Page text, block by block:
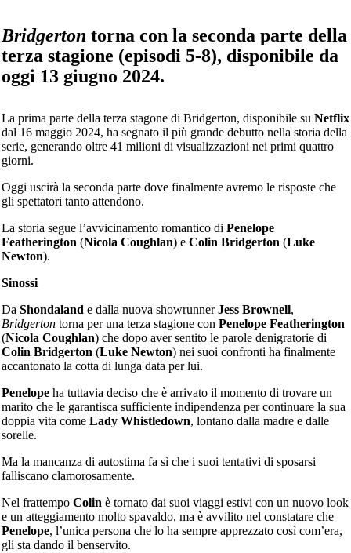
Bridgerton torna con la seconda parte della
terza stagione (episodi 5-8), disponibile da
oggi 13 giugno 2024.
La prima parte della terza stagone di Bridgerton, disponibile su Netflix
dal 16 maggio 2024, ha segnato il più grande debutto nella storia della
serie, generando oltre 41 milioni di visualizzazioni nei primi quattro
giorni.
Oggi uscirà la seconda parte dove finalmente avremo le risposte che
gli spettatori tanto attendono.
La storia segue l’avvicinamento romantico di Penelope
Featherington (Nicola Coughlan) e Colin Bridgerton (Luke
Newton).
Sinossi
Da Shondaland e dalla nuova showrunnerJess Brownell,
Bridgertontorna per una terza stagione con Penelope Featherington
(Nicola Coughlan) che dopo aver sentito le parole denigratorie di
Colin Bridgerton (Luke Newton) nei suoi confronti ha finalmente
accantonato la cotta di lunga data per lui.
Penelopeha tuttavia deciso che è arrivato il momento di trovare un
marito che le garantisca sufficiente indipendenza per continuare la sua
doppia vita come Lady Whistledown, lontano dalla madre e dalle
sorelle.
Ma la mancanza di autostima fa sì che i suoi tentativi di sposarsi
falliscano clamorosamente.
Nel frattempo Colin è tornato dai suoi viaggi estivi con un nuovo look
e un atteggiamento molto spavaldo, ma è avvilito nel constatare che
Penelope, l’unica persona che lo ha sempre apprezzato così com’era,
gli sta dando il benservito.